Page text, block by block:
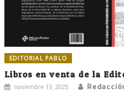
EDITORIAL PABLO
Libros en venta de la
noviembre 13, 2025